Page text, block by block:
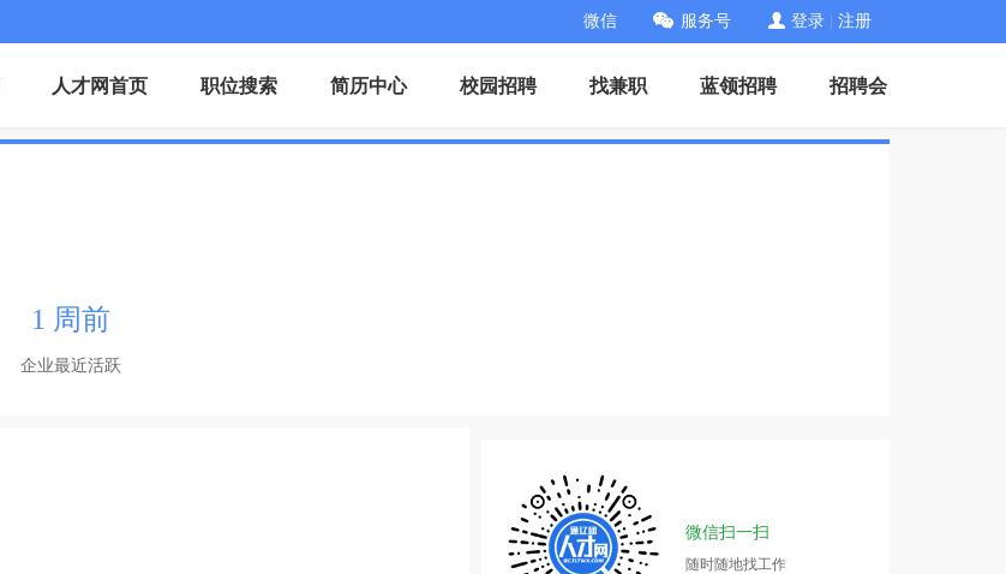
微信 服务号 登录 注册
人才网首页 职位搜索 简历中心 校园招聘 找兼职 蓝领招聘 招聘会
1 周前
企业最近活跃
微信扫一扫
随时随地找工作